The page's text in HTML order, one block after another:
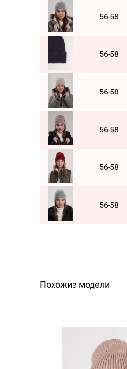
56-58
56-58
56-58
56-58
56-58
56-58
Похожие модели